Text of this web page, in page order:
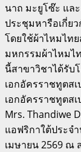
นาถ มะยูโซ๊ะ แล
ประชุมหารือเกี่ย
โดยใช้ผ้าไหมไท
มหกรรมผ้าไหมไ
นี้สาขาวิชาได้รับ
เอกอัครราชทูตส
เอกอัครราชทูตส
Mrs. Thandiwe
แอฟริกาใต้ประจ
เมษายน 2569 ณ